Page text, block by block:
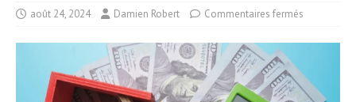
août 24, 2024 Damien Robert Commentaires fermés